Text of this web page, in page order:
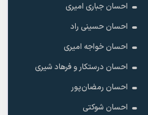
احسان جباری امیری
احسان حسینی راد
احسان خواجه امیری
احسان درستکار و فرهاد شیرى
احسان رمضان‌پور
احسان شوکتی